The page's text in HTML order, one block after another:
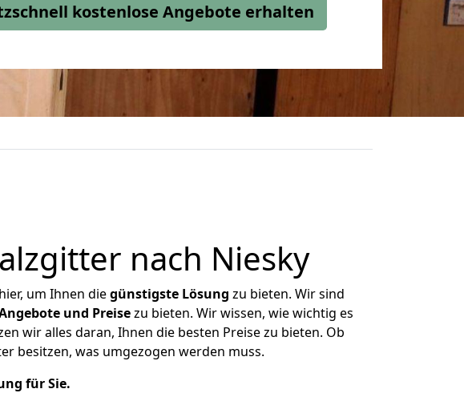
kostenlose Angebote erhalten
nach Niesky
um Ihnen diegünstigste Lösung zu bieten. Wir sind
und Preisezu bieten. Wir wissen, wie wichtig es
wir alles daran, Ihnen die besten Preise zu bieten. Ob
besitzen, was umgezogen werden muss.
für Sie.